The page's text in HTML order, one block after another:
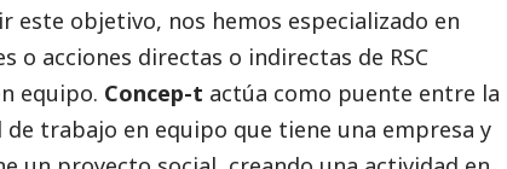
este objetivo, nos hemos especializado en
o acciones directas o indirectas de RSC
equipo. Concep-t actúa como puente entre la
de trabajo en equipo que tiene una empresa y